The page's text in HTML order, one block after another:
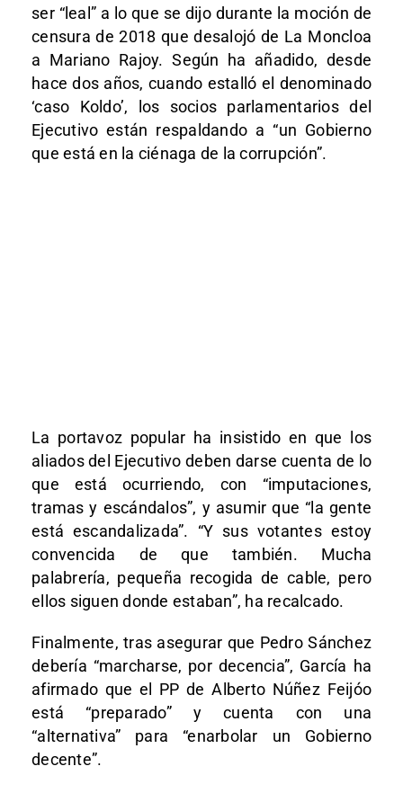
ser “leal” a lo que se dijo durante la moción de
censura de 2018 que desalojó de La Moncloa
a Mariano Rajoy. Según ha añadido, desde
hace dos años, cuando estalló el denominado
‘caso Koldo’, los socios parlamentarios del
Ejecutivo están respaldando a “un Gobierno
que está en la ciénaga de la corrupción”.
La portavoz popular ha insistido en que los
aliados del Ejecutivo deben darse cuenta de lo
que está ocurriendo, con “imputaciones,
tramas y escándalos”, y asumir que “la gente
está escandalizada”. “Y sus votantes estoy
convencida de que también. Mucha
palabrería, pequeña recogida de cable, pero
ellos siguen donde estaban”, ha recalcado.
Finalmente, tras asegurar que Pedro Sánchez
debería “marcharse, por decencia”, García ha
afirmado que el PP de Alberto Núñez Feijóo
está “preparado” y cuenta con una
“alternativa” para “enarbolar un Gobierno
decente”.